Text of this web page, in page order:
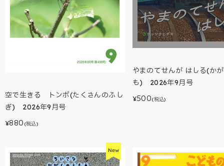
空で生きる トンボ(たくさんのふし
ぎ) 2026年9月号
¥880 (税込)
やまのてせんが はしる(か
も) 2026年9月号
¥500(税込)